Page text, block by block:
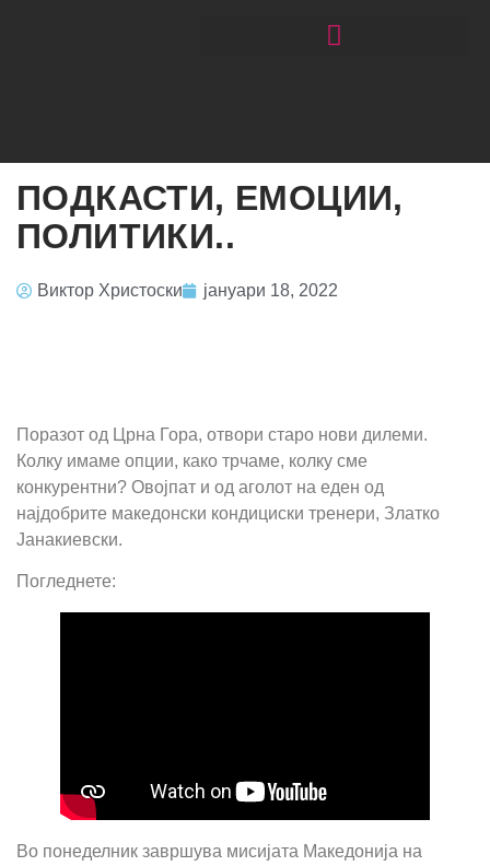
ПОДКАСТИ, ЕМОЦИИ,
ПОЛИТИКИ..
Виктор Христоски јануари 18, 2022
Поразот од Црна Гора, отвори старо нови дилеми.
Колку имаме опции, како трчаме, колку сме
конкурентни? Овојпат и од аголот на еден од
најдобрите македонски кондициски тренери, Златко
Јанакиевски.
Погледнете:
Во понеделник завршува мисијата Македонија на